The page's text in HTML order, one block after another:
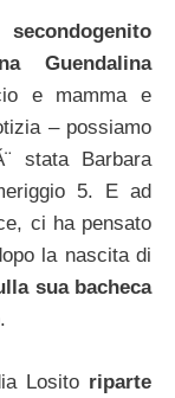
secondogenito
Guendalina
e mamma e
– possiamo
stata Barbara
5. E ad
ci ha pensato
la nascita di
sua bacheca
Losito riparte